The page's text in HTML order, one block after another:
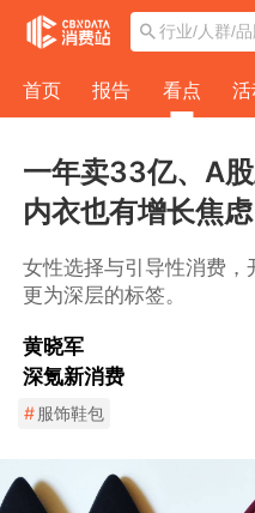
首页 报告 看点 活
一年卖33亿、A
内衣也有增长焦虑
女性选择与引导性消费，
更为深层的标签。
黄晓军
深氪新消费
#服饰鞋包